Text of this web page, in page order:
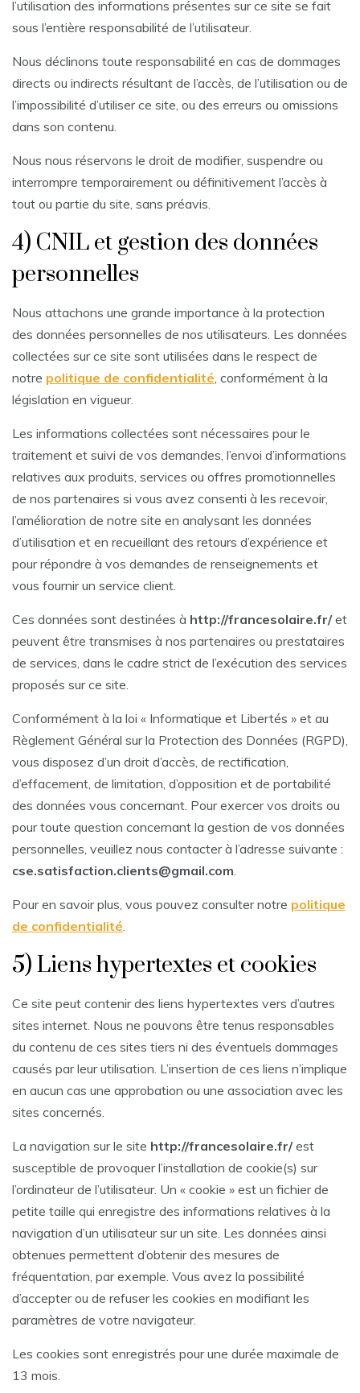
l’utilisation des informations présentes sur ce site se fait
sous l’entière responsabilité de l’utilisateur.
Nous déclinons toute responsabilité en cas de dommages
directs ou indirects résultant de l’accès, de l’utilisation ou de
l’impossibilité d’utiliser ce site, ou des erreurs ou omissions
dans son contenu.
Nous nous réservons le droit de modifier, suspendre ou
interrompre temporairement ou définitivement l’accès à
tout ou partie du site, sans préavis.
4) CNIL et gestion des données
personnelles
Nous attachons une grande importance à la protection
des données personnelles de nos utilisateurs. Les données
collectées sur ce site sont utilisées dans le respect de
notre politique de confidentialité, conformément à la
législation en vigueur.
Les informations collectées sont nécessaires pour le
traitement et suivi de vos demandes, l’envoi d’informations
relatives aux produits, services ou offres promotionnelles
de nos partenaires si vous avez consenti à les recevoir,
l’amélioration de notre site en analysant les données
d’utilisation et en recueillant des retours d’expérience et
pour répondre à vos demandes de renseignements et
vous fournir un service client.
Ces données sont destinées à http://francesolaire.fr/et
peuvent être transmises à nos partenaires ou prestataires
de services, dans le cadre strict de l’exécution des services
proposés sur ce site.
Conformément à la loi « Informatique et Libertés » et au
Règlement Général sur la Protection des Données (RGPD),
vous disposez d’un droit d’accès, de rectification,
d’effacement, de limitation, d’opposition et de portabilité
des données vous concernant. Pour exercer vos droits ou
pour toute question concernant la gestion de vos données
personnelles, veuillez nous contacter à l’adresse suivante :
cse.satisfaction.clients@gmail.com.
Pour en savoir plus, vous pouvez consulter notre politique
de confidentialité.
5) Liens hypertextes et cookies
Ce site peut contenir des liens hypertextes vers d’autres
sites internet. Nous ne pouvons être tenus responsables
du contenu de ces sites tiers ni des éventuels dommages
causés par leur utilisation. L’insertion de ces liens n’implique
en aucun cas une approbation ou une association avec les
sites concernés.
La navigation sur le site http://francesolaire.fr/est
susceptible de provoquer l’installation de cookie(s) sur
l’ordinateur de l’utilisateur. Un « cookie » est un fichier de
petite taille qui enregistre des informations relatives à la
navigation d’un utilisateur sur un site. Les données ainsi
obtenues permettent d’obtenir des mesures de
fréquentation, par exemple. Vous avez la possibilité
d’accepter ou de refuser les cookies en modifiant les
paramètres de votre navigateur.
Les cookies sont enregistrés pour une durée maximale de
13 mois.